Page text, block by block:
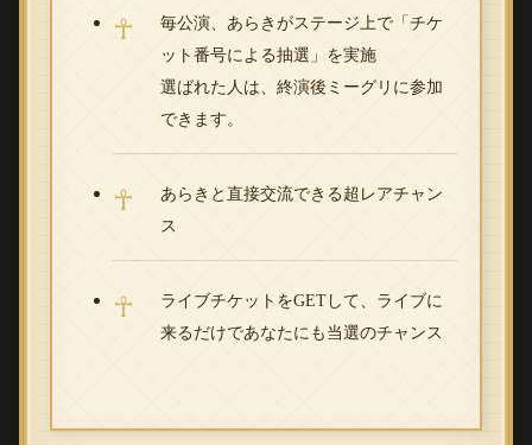
毎公演、あらきがステージ上で「チケ
ット番号による抽選」を実施
選ばれた人は、終演後ミーグリに参加
できます。
あらきと直接交流できる超レアチャン
ス
ライブチケットをGETして、ライブに
来るだけであなたにも当選のチャンス